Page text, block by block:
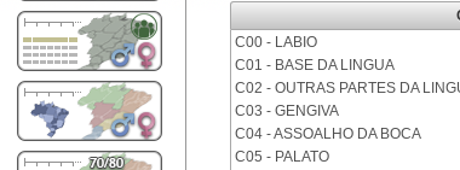
C00 - LABIO
C01 - BASE DA LINGUA
C02 - OUTRAS PARTES DA
C03 - GENGIVA
C04 - ASSOALHO DA BOCA
C05 - PALATO